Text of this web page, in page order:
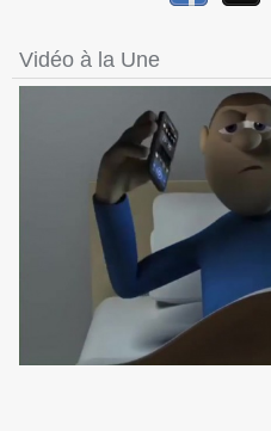
Vidéo à la Une